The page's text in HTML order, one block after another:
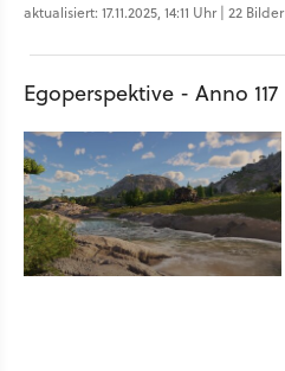
aktualisiert: 17.11.2025, 14:11 Uhr | 22 Bilder
Egoperspektive - Anno 117